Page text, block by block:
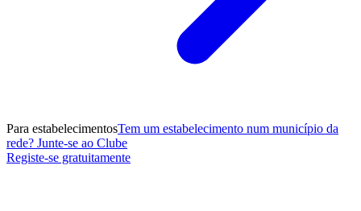
Para estabelecimentosTem um estabelecimento num município da
rede? Junte-se ao Clube
Registe-se gratuitamente